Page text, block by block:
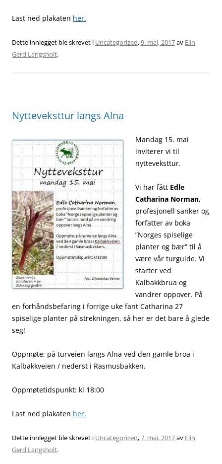
Last ned plakaten her.
Dette innlegget ble skrevet i Uncategorized,9. mai, 2017av Elin
Gerd Langsholt.
Nytteveksttur langs Alna
Mandag 15. mai
inviterer vi til
nytteveksttur.
Vi har fått Edle
Catharina Norman,
profesjonell sanker og
forfatter av boka
”Norges spiselige
planter og bær” til å
være vår turguide. Vi
starter ved
Kalbakkbrua og
vandrer oppover. På
en forhåndsbefaring i forrige uke fant Catharina 27
spiselige planter på strekningen, så her er det bare å glede
seg!
Oppmøte: på turveien langs Alna ved den gamle broa i
Kalbakkveien / nederst i Rasmusbakken.
Oppmøtetidspunkt: kl 18:00
Last ned plakaten her.
Dette innlegget ble skrevet i Uncategorized,7. mai, 2017av Elin
Gerd Langsholt.